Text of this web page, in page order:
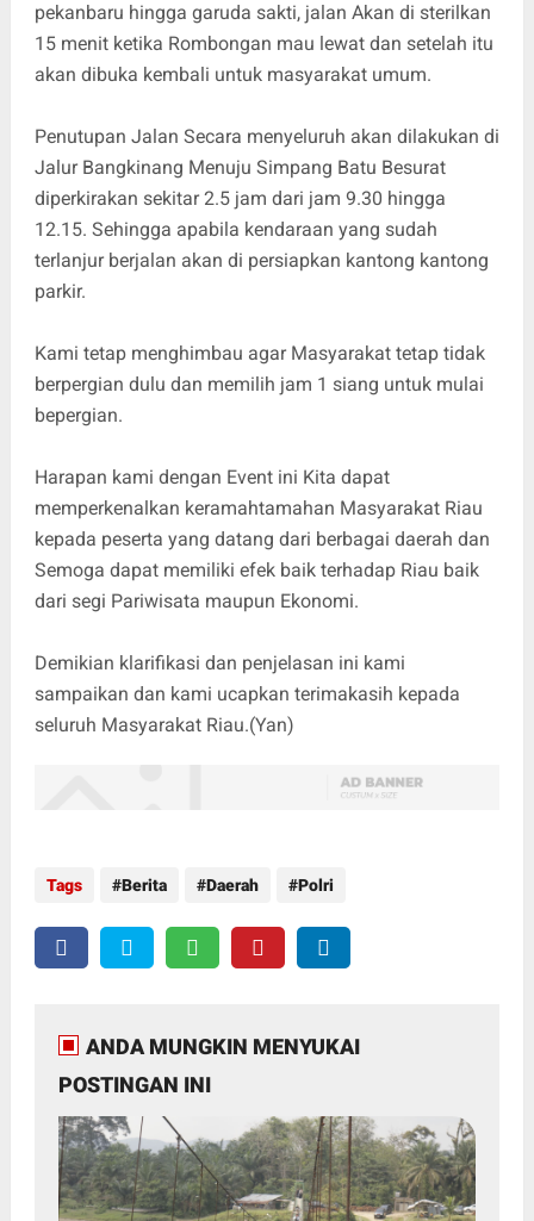
pekanbaru hingga garuda sakti, jalan Akan di sterilkan
15 menit ketika Rombongan mau lewat dan setelah itu
akan dibuka kembali untuk masyarakat umum.
Penutupan Jalan Secara menyeluruh akan dilakukan di
Jalur Bangkinang Menuju Simpang Batu Besurat
diperkirakan sekitar 2.5 jam dari jam 9.30 hingga
12.15. Sehingga apabila kendaraan yang sudah
terlanjur berjalan akan di persiapkan kantong kantong
parkir.
Kami tetap menghimbau agar Masyarakat tetap tidak
berpergian dulu dan memilih jam 1 siang untuk mulai
bepergian.
Harapan kami dengan Event ini Kita dapat
memperkenalkan keramahtamahan Masyarakat Riau
kepada peserta yang datang dari berbagai daerah dan
Semoga dapat memiliki efek baik terhadap Riau baik
dari segi Pariwisata maupun Ekonomi.
Demikian klarifikasi dan penjelasan ini kami
sampaikan dan kami ucapkan terimakasih kepada
seluruh Masyarakat Riau.(Yan)
Tags Berita Daerah Polri
ANDA MUNGKIN MENYUKAI
POSTINGAN INI